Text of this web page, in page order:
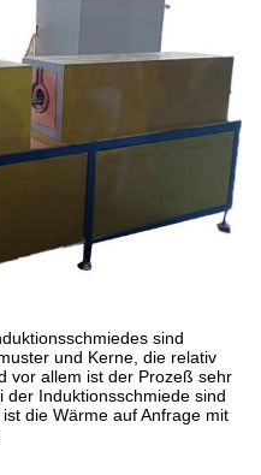
sind
und Kerne, die relativ
vor allem ist der Prozeß sehr
der Induktionsschmiede sind
die Wärme auf Anfrage mit